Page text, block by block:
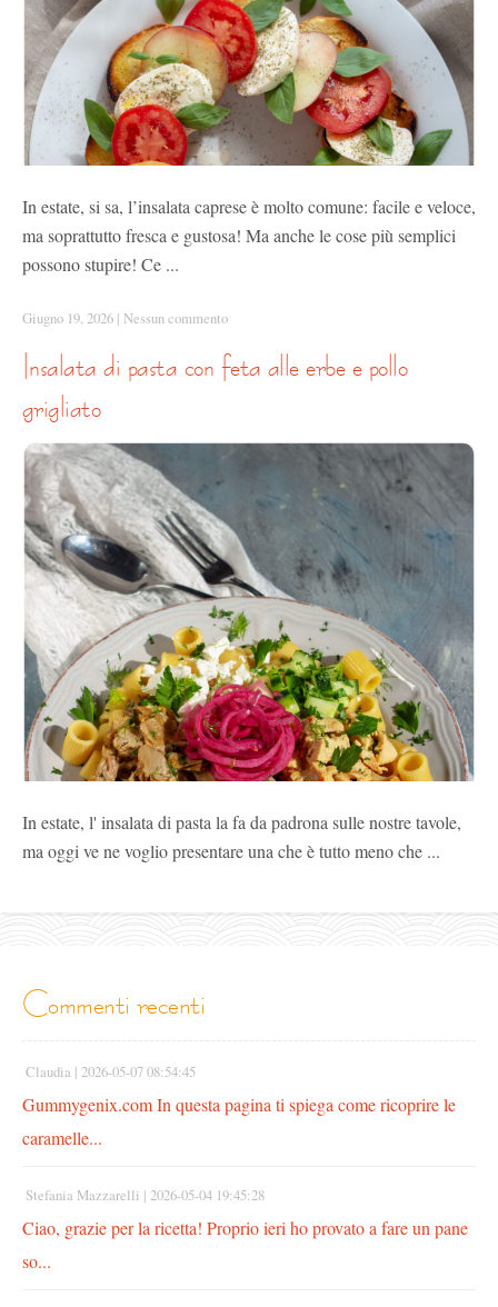
In estate, si sa, l’insalata caprese è molto comune: facile e veloce,
ma soprattutto fresca e gustosa! Ma anche le cose più semplici
possono stupire! Ce ...
Giugno 19, 2026 | Nessun commento
grigliato
In estate, l' insalata di pasta la fa da padrona sulle nostre tavole,
ma oggi ve ne voglio presentare una che è tutto meno che ...
commenti recenti
Claudia | 2026-05-07 08:54:45
Gummygenix.com In questa pagina ti spiega come ricoprire le
caramelle...
Stefania Mazzarelli | 2026-05-04 19:45:28
Ciao, grazie per la ricetta! Proprio ieri ho provato a fare un pane
so...